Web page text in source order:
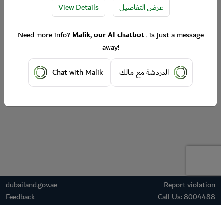
dubailand.gov.ae
Report violation
Feedback
Call Us:8004488
View Details
عرض التفاصيل
Need more info?Malik, our AI chatbot, is just a message
away!
Chat with Malik
الدردشة مع مالك